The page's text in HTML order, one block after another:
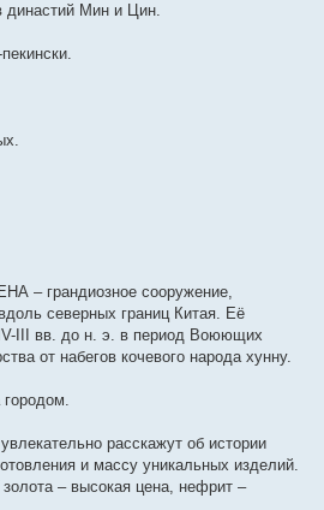
династий Мин и Цин.
– грандиозное сооружение,
северных границ Китая. Её
III вв. до н. э. в период Воюющих
от набегов кочевого народа хунну.
городом.
расскажут об истории
и массу уникальных изделий.
– высокая цена, нефрит –